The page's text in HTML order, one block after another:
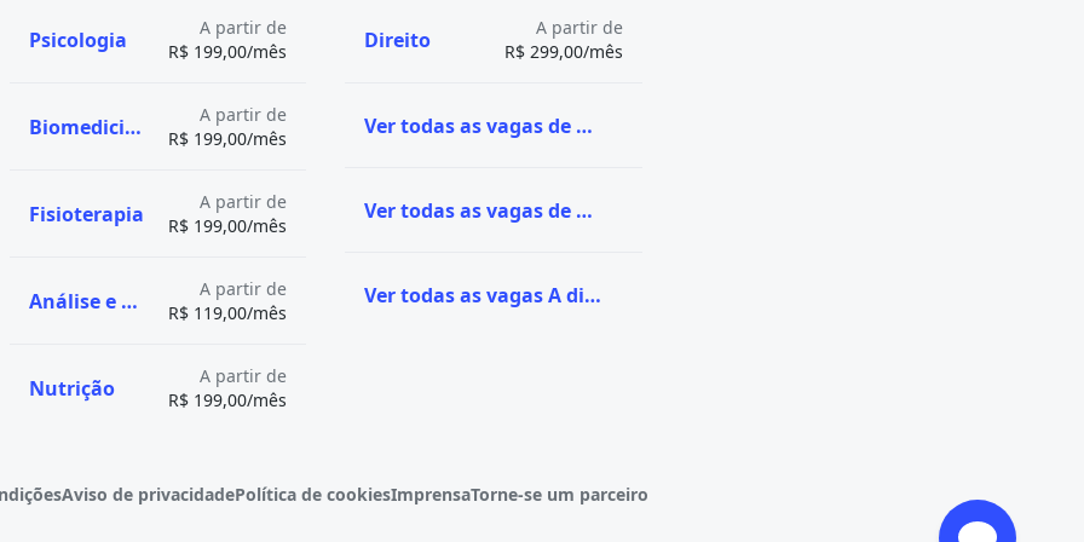
(UniFatecie)
como organizações não
serviços públicos.
e ética na
Psicologia
A partir de
R$ 199,00/mês
Biomedicina
A partir de
R$ 199,00/mês
Fisioterapia
A partir de
R$ 199,00/mês
Análise e Desenvolvimento de Sistemas
A partir de
R$ 119,00/mês
Nutrição
A partir de
R$ 199,00/mês
Direito
A partir de
R$ 299,00/mês
Ver todas as vagas de Graduação na UNISA
Ver todas as vagas de Pós-graduação na UNISA
Ver todas as vagas A distância (EaD) na UNISA
Aviso de privacidadePolítica de cookiesImprensaTorne-se um parceiro